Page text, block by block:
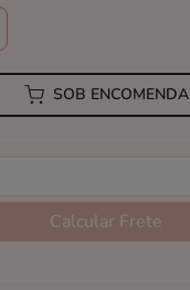
SOB ENCOMENDA
Calcular Frete